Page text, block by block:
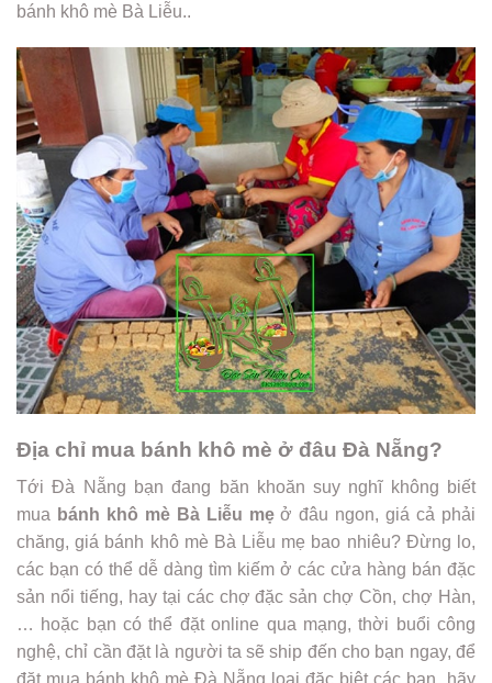
bánh khô mè Bà Liễu..
Địa chỉ mua bánh khô mè ở đâu Đà Nẵng?
​Tới Đà Nẵng bạn đang băn khoăn suy nghĩ không biết
mua bánh khô mè Bà Liễu mẹở đâu ngon, giá cả phải
chăng, giá bánh khô mè Bà Liễu mẹ bao nhiêu? Đừng lo,
các bạn có thể dễ dàng tìm kiếm ở các cửa hàng bán đặc
sản nổi tiếng, hay tại các chợ đặc sản chợ Cồn, chợ Hàn,
… hoặc bạn có thể đặt online qua mạng, thời buổi công
nghệ, chỉ cần đặt là người ta sẽ ship đến cho bạn ngay, để